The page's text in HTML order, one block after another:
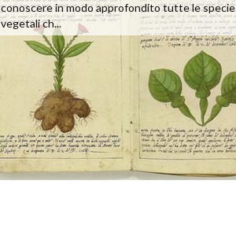
conoscere in modo approfondito tutte le specie
vegetali ch...